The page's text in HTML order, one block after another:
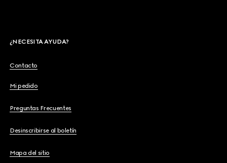
¿NECESITA AYUDA?
Contacto
Mi pedido
Preguntas Frecuentes
Desinscribirse al boletín
Mapa del sitio